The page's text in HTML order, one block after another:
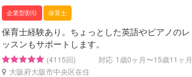
企業型割引 保育士
保育士経験あり。ちょっとした英語やピアノのレ
ッスンもサポートします。
(4115回) 対応 1歳0ヶ月〜15歳11ヶ月
大阪府大阪市中央区在住